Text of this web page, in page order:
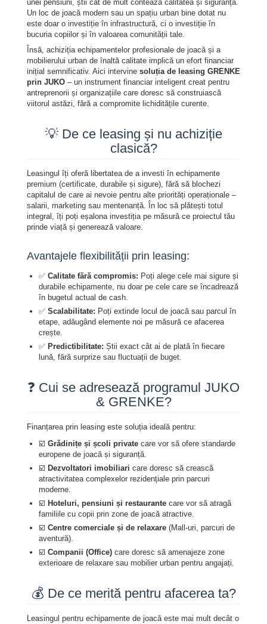
Mese picnic
Panouri PUBLICITARE
Ghivece de exterior
Ghivece din beton
Stalpi stradali
Stalpi camere video
Cismea stradala / gradina
Tomberoane si Pubele de Gunoi
Magazie pubele / tomberoane
gunoi
Mobilier urban DIZABILITATI
unei pensiuni, știi cât de mult contează calitatea și siguranța.
Un loc de joacă modern sau un spațiu urban bine dotat nu
este doar o investiție în infrastructură, ci o investiție în
bucuria copiilor și în valoarea comunității tale.
Însă, achiziția echipamentelor profesionale de joacă și a
mobilierului urban de înaltă calitate implică un efort financiar
inițial semnificativ. Aici intervine soluția de leasing GRENKE
prin JUKO – un instrument financiar inteligent creat pentru
antreprenorii și organizațiile care doresc să construiască
viitorul astăzi, fără a compromite lichiditățile curente.
💡 De ce leasing și nu achiziție
clasică?
Leasingul îți oferă libertatea de a investi în echipamente
premium (certificate, durabile și sigure), fără să blochezi
capitalul de care ai nevoie pentru alte priorități operaționale –
salarii, marketing sau mentenanță. În loc să plătești totul
integral, îți poți eșalona investiția pe măsură ce proiectul tău
prinde viață și generează valoare.
Avantajele flexibilității prin leasing:
✅ Calitate fără compromis: Poți alege cele mai sigure și
durabile echipamente, nu doar pe cele care se încadrează
în bugetul actual de cash.
✅ Scalabilitate: Poți extinde locul de joacă sau parcul în
etape, adăugând elemente noi pe măsură ce afacerea
crește.
✅ Predictibilitate: Știi exact cât ai de plată în fiecare
lună, fără surprize sau fluctuații de buget.
❓ Cui se adresează programul JUKO
& GRENKE?
Finanțarea prin leasing este soluția ideală pentru:
☑️ Grădinițe și școli private care vor să ofere standarde
europene de joacă și siguranță.
☑️ Dezvoltatori imobiliari care doresc să crească
atractivitatea complexelor rezidențiale prin parcuri
moderne.
☑️ Hoteluri, pensiuni și restaurante care vor să atragă
familiile cu copii prin zone de joacă atractive.
☑️ Centre comerciale și de relaxare (Mall-uri, parcuri de
aventură).
☑️ Companii (Office) care doresc să amenajeze zone
exterioare de relaxare sau mobilier urban pentru angajați.
💰 De ce merită pentru afacerea ta?
Leasingul pentru echipamente de joacă este mai mult decât o